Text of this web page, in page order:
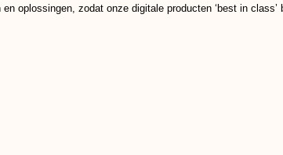
oplossingen, zodat onze digitale producten ‘best in class’